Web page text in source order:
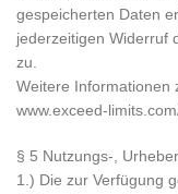
gespeicherten Daten
jederzeitigen Widerruf
zu.
Weitere Informationen
www.exceed-
§ 5 Nutzungs-,
1.) Die zur Verfügung